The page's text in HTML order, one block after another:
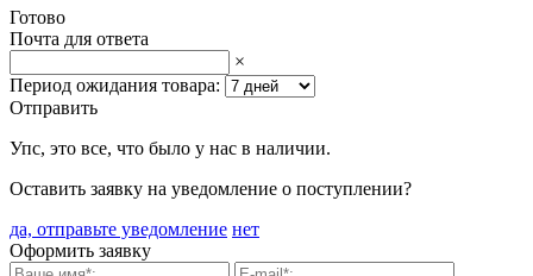
Готово
Почта для ответа
×
Период ожидания товара:
Отправить
Упс, это все, что было у нас в наличии.
Оставить заявку на уведомление о поступлении?
да, отправьте уведомление нет
Оформить заявку